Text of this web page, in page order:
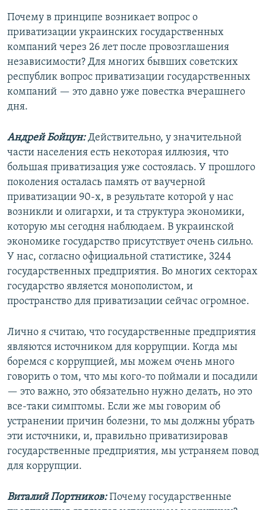
Почему в принципе возникает вопрос о
приватизации украинских государственных
компаний через 26 лет после провозглашения
независимости? Для многих бывших советских
республик вопрос приватизации государственных
компаний — это давно уже повестка вчерашнего
дня.
Андрей Бойцун:Действительно, у значительной
части населения есть некоторая иллюзия, что
большая приватизация уже состоялась. У прошлого
поколения осталась память от ваучерной
приватизации 90-х, в результате которой у нас
возникли и олигархи, и та структура экономики,
которую мы сегодня наблюдаем. В украинской
экономике государство присутствует очень сильно.
У нас, согласно официальной статистике, 3244
государственных предприятия. Во многих секторах
государство является монополистом, и
пространство для приватизации сейчас огромное.
Лично я считаю, что государственные предприятия
являются источником для коррупции. Когда мы
боремся с коррупцией, мы можем очень много
говорить о том, что мы кого-то поймали и посадили
— это важно, это обязательно нужно делать, но это
все-таки симптомы. Если же мы говорим об
устранении причин болезни, то мы должны убрать
эти источники, и, правильно приватизировав
государственные предприятия, мы устраняем повод
для коррупции.
Виталий Портников:Почему государственные